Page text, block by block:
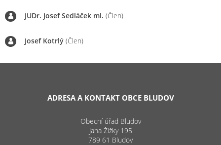
JUDr. Josef Sedláček ml. (Člen)
Josef Kotrlý (Člen)
ADRESA A KONTAKT OBCE BLUDOV
Obecní úřad Bludov
Jana Žižky 195
789 61 Bludov